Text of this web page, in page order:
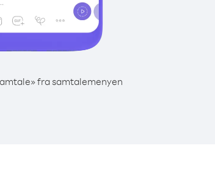
fra samtalemenyen